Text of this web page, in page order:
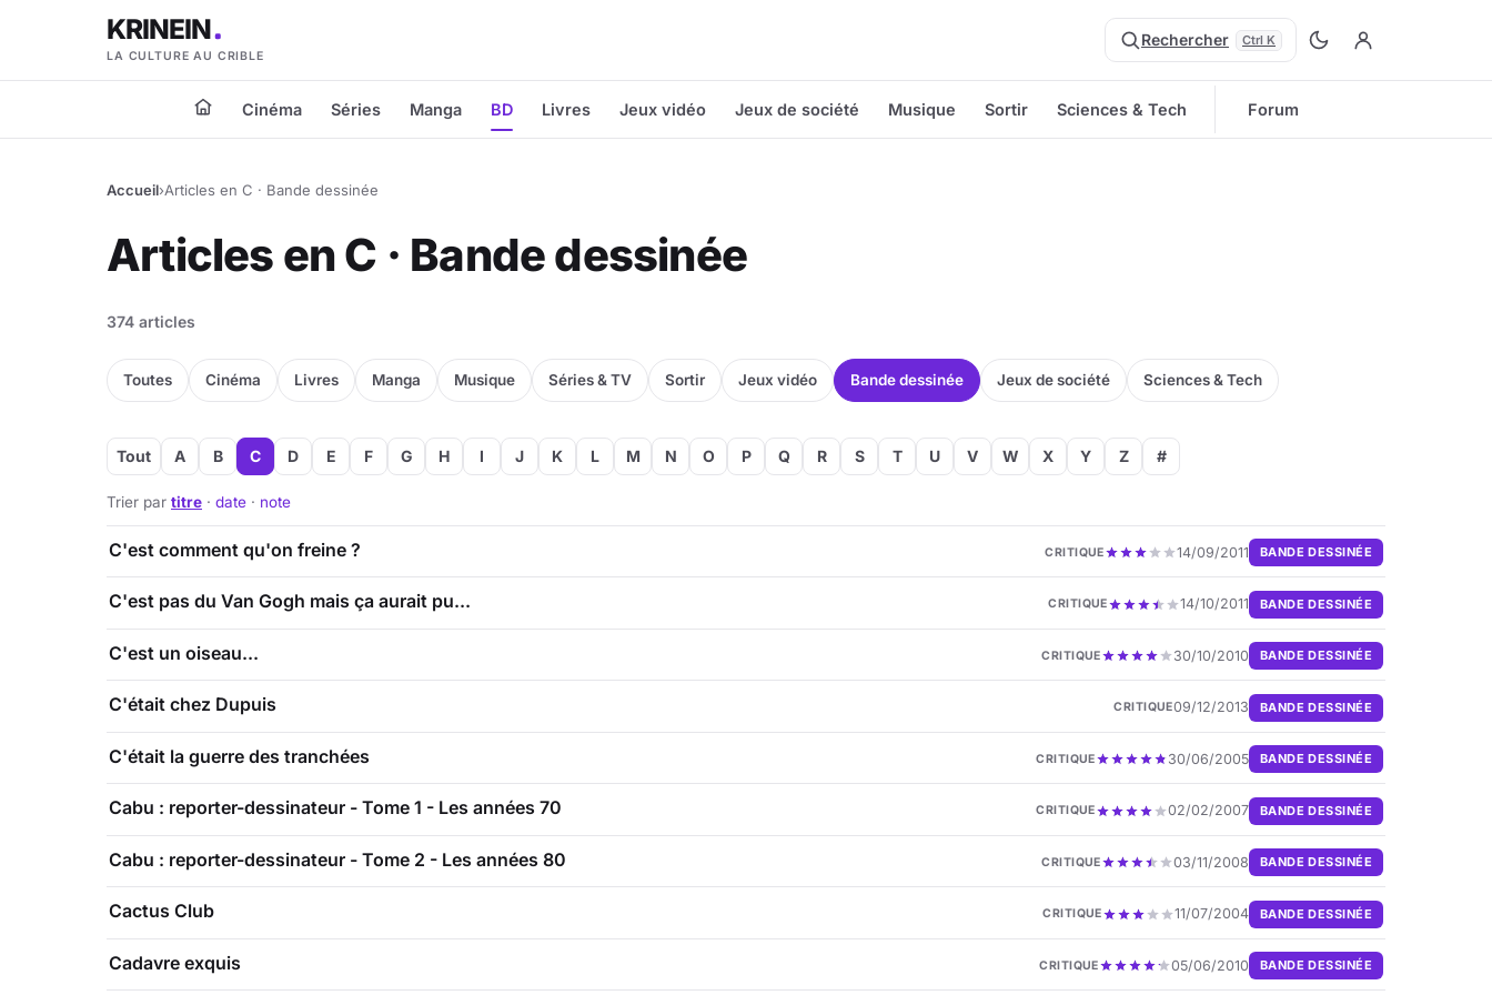
KRINEIN
LA CULTURE AU CRIBLE
Rechercher Ctrl K
Cinéma Séries Manga BD Livres Jeux vidéo Jeux de société Musique Sortir Sciences & Tech Forum
Accueil›Articles en C · Bande dessinée
Articles en C · Bande dessinée
374 articles
Toutes Cinéma Livres Manga Musique Séries & TV Sortir Jeux vidéo Bande dessinée Jeux de société Sciences & Tech
Tout A B C D E F G H I J K L M N O P Q R S T U V W X Y Z #
Trier par titre · date · note
C'est comment qu'on freine ? CRITIQUE 14/09/2011 BANDE DESSINÉE
C'est pas du Van Gogh mais ça aurait pu... CRITIQUE 14/10/2011 BANDE DESSINÉE
C'est un oiseau... CRITIQUE 30/10/2010 BANDE DESSINÉE
C'était chez Dupuis CRITIQUE09/12/2013 BANDE DESSINÉE
C'était la guerre des tranchées CRITIQUE 30/06/2005 BANDE DESSINÉE
Cabu : reporter-dessinateur - Tome 1 - Les années 70 CRITIQUE 02/02/2007 BANDE DESSINÉE
Cabu : reporter-dessinateur - Tome 2 - Les années 80 CRITIQUE 03/11/2008 BANDE DESSINÉE
Cactus Club CRITIQUE 11/07/2004 BANDE DESSINÉE
Cadavre exquis CRITIQUE 05/06/2010 BANDE DESSINÉE